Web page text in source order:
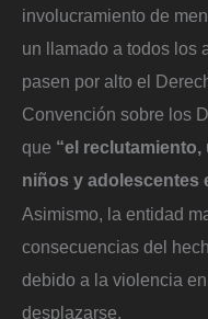
involucramiento de
un llamado a todos los
pasen por alto el
Convención sobre los
que “el reclutamiento,
niños y adolescentes
Asimismo, la entidad
consecuencias del
debido a la violencia
desplazarse.